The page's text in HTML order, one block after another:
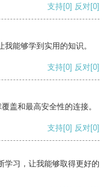
支持[0] 反对[0]
能够学到实用的知识。
支持[0] 反对[0]
盖和最高安全性的连接。
支持[0] 反对[0]
学习，让我能够取得更好的